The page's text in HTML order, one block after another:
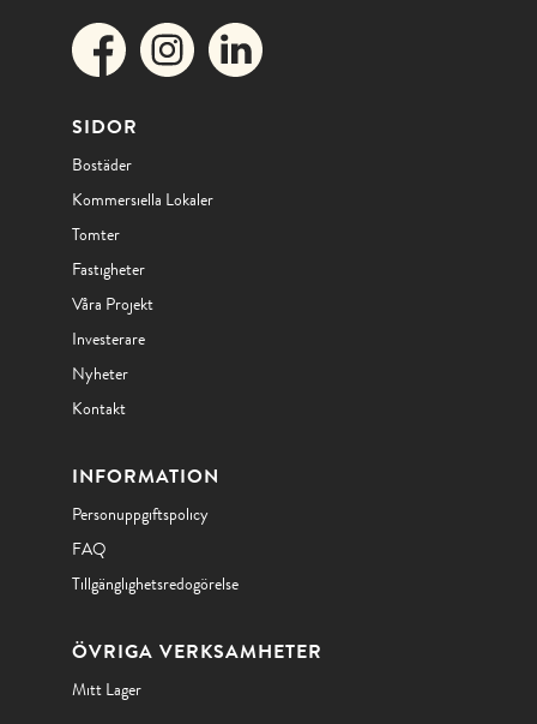
SIDOR
Bostäder
Kommersiella Lokaler
Tomter
Fastigheter
Våra Projekt
Investerare
Nyheter
Kontakt
INFORMATION
Personuppgiftspolicy
FAQ
Tillgänglighetsredogörelse
ÖVRIGA VERKSAMHETER
Mitt Lager